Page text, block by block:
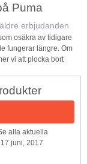
Puma
äldre erbjudanden
osäkra av tidigare
fungerar längre. Om
vi att plocka bort
alla aktuella
17 juni, 2017